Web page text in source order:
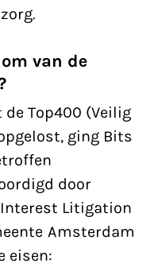
van de
Top400 (Veilig
ging Bits
door
Litigation
Amsterdam
eisen: